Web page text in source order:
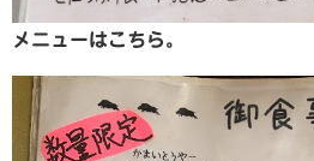
メニューはこちら。